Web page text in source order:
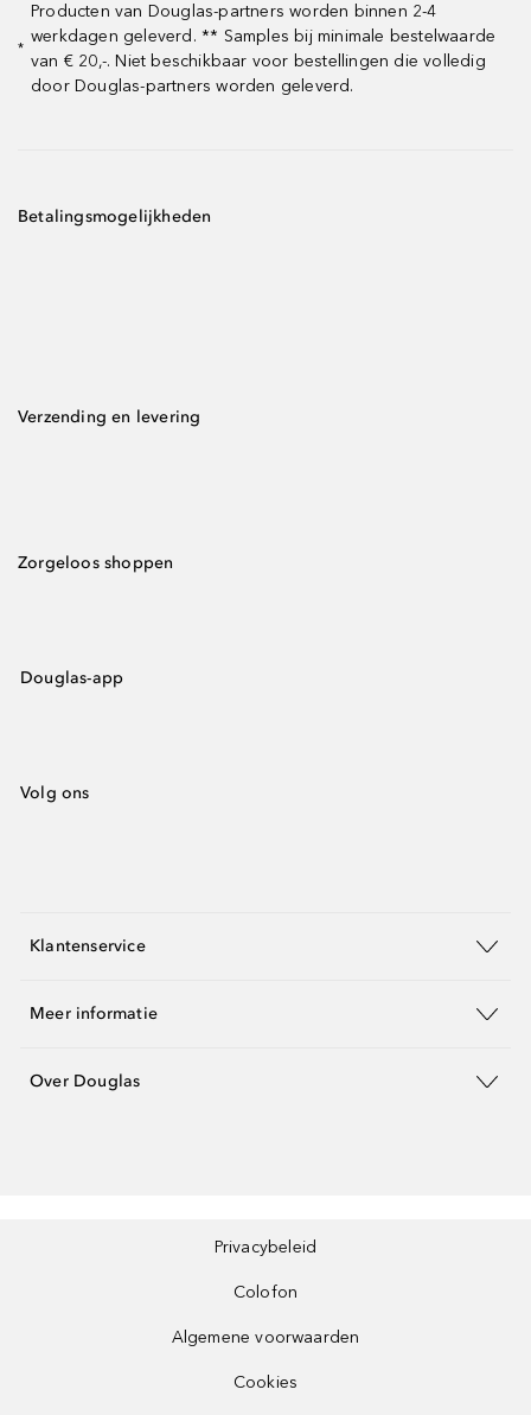
*
Producten van Douglas-partners worden binnen 2-4
werkdagen geleverd. ** Samples bij minimale bestelwaarde
van € 20,-. Niet beschikbaar voor bestellingen die volledig
door Douglas-partners worden geleverd.
Betalingsmogelijkheden
Verzending en levering
Zorgeloos shoppen
Douglas-app
Volg ons
Klantenservice
Meer informatie
Over Douglas
Privacybeleid
Colofon
Algemene voorwaarden
Cookies